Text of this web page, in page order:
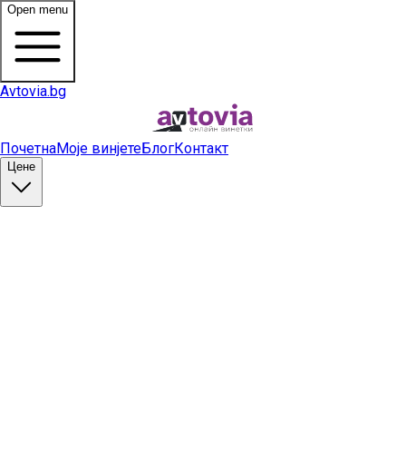
Open menu
Avtovia.bg
ПочетнаМоје винјетеБлогКонтакт
Цене